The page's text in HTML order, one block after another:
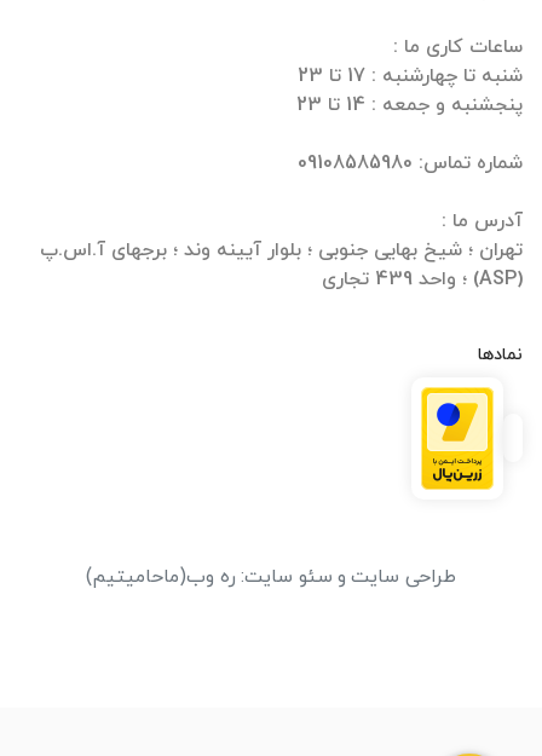
تهران ؛ شیخ بهایی جنوبی ؛ بلوار آیینه وند ؛ برجهای آ.اس.پ
(ASP) ؛ واحد 439 تجاری
نمادها
طراحی سایت و سئو سایت: ره وب(ماحامیتیم)